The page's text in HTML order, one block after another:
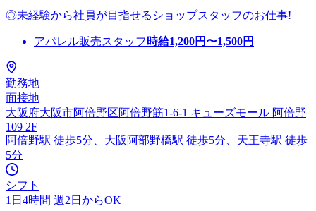
◎未経験から社員が目指せるショップスタッフのお仕事!
アパレル販売スタッフ 時給1,200円〜1,500円
勤務地
面接地
大阪府大阪市阿倍野区阿倍野筋1-6-1 キューズモール 阿倍野
109 2F
阿倍野駅 徒歩5分、大阪阿部野橋駅 徒歩5分、天王寺駅 徒歩
5分
シフト
1日4時間 週2日からOK